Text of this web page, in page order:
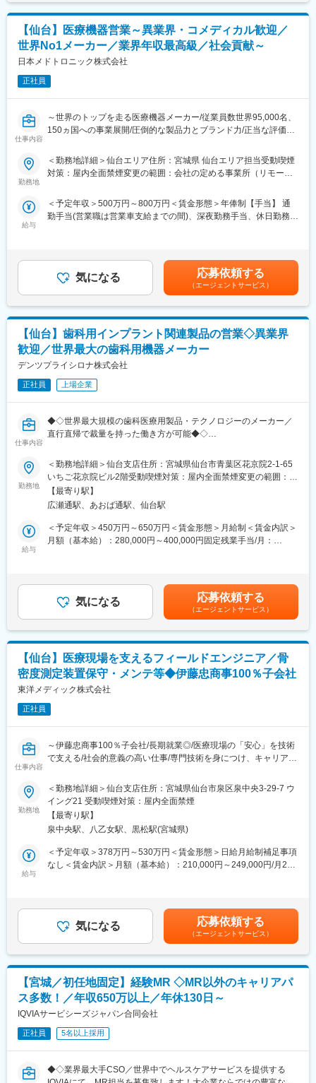
変更の範囲：会社の定める業務
■業務内容：
（1）お客様へのカウンセリング
現在や将来の髪に対する不安や疑問を伺い、おひとりおひとりの
状態に有効な当社商品をプランニングしてご提案します。
（2）ヘアケアの実施
■入社後：
1週間：
・サロン業務の流れ等を学習
～数か月（目安：3か月）：
数か月（目安：3か月）～：
アドバイザーとして独り立ちしていただきます。平均3か月でアド
■配属部署：
店舗により異なりますが、大きい店舗では7～8名、小さい店舗で
は2～3名が配属されています。
■キャリアパス：
サロン配属後は、接客や専門技術・知識を磨き、１年後にはカウ
ンセラー、さらには店長を目指していただくことが可能です。
社員一人一人を大事にしており、成長にも重きを置いています。
礎知識をはじめ、髪の触り方／シャンプーの仕方／お客様との接
し方などを丁寧に教えていきます。
変更の範囲：会社の定める業務
【仙台】医療機器営業～異業界・コメディカル歓迎／
世界No1メーカー／業界年収最高級／社会貢献～
日本メドトロニック株式会社
正社員
仕事内容
～世界のトップを走る医療機器メーカー/従業員数世界95,000名、
150ヵ国への事業展開/圧倒的な製品力とブランド力/正当な評価体
いう社会貢献度～
て最前線で業界をリードしています。
当社は1949年の設立以来、医療技術の革新を続け、電池式体外型
高い仕事に携わりたい方におすすめです。
■組織体制：Structural Heart（ストラクチャルハート）
大動脈弁狭窄症の治療法の1つであるTAVI用デバイス（カテーテ
ル）を取り扱う部署で、外科手術と比べ、身体に負担の少ない治
療ができることが特徴です。
・主要製品URL
https://www.medtronic.com/jp-ja/healthcare-
professionals/products/cardiovascular/transcatheter-aortic-heart-
valves.html
社員の努力と成果を正当に評価するインセンティブ制度が充実し
ています。
■業務概要：
医療機器の営業職として、医師や販売代理店と連携し、最適な治
療方法の提案を行います。新製品の特徴や効果を説明し、データ
分析を駆使して戦略的にアプローチします。
■職務詳細：
・データ分析に基づく戦略的アプローチ
学研修と先輩社員との同行で、着実に力をつけることができま
す。戦略的な営業活動を通じて、医師との折衝やデータ分析のス
キルも磨かれます。
変更の範囲：会社の定める業務
勤務地
＜勤務地詳細＞仙台エリア住所：宮城県 仙台エリア担当受動喫煙
対策：屋内全面禁煙変更の範囲：会社の定める事業所（リモート
給与
＜予定年収＞500万円～800万円＜賃金形態＞年俸制【手当】 通
勤手当(営業職は営業車支給までの間)、深夜勤務手当、休日勤務手
年目の場合固定年収 500万円 インセンティブ 380万円35歳、
入社8年目の場合固定年収 600万円 インセンティブ 400万円
賃金はあくまでも目安の金額であり、選考を通じて上下する可能
性があります。月給(月額)は固定手当を含めた表記です。
気になる 応募依頼する
（エージェントサービス）
【仙台】歯科用インプラント関連製品の営業◇異業界
歓迎／世界最大の歯科用機器メーカー
デンツプライシロナ株式会社
正社員 上場企業
仕事内容
◆◇世界最大規模の歯科医療用製品・テクノロジーのメーカー／
直行直帰で裁量を持った働き方が可能◆◇
■職務内容：
仙台を拠点として東北３県をメインに、地域における歯科インプ
ラント関連製品を主とした弊社製品のセールスをご担当いただき
ます。
・歯科医院、病院歯科、および大学歯学部に対する歯科用インプ
ラントと関連する製品の提案・販売
・歯科医院と技工所と直接コミュニケーションをとり、リレーシ
・弊社製品の紹介・案内
・一部の販売代理店(ディーラー)への製品説明会、販促企画の提
※日帰又は宿泊出張あり
■業務の特徴と魅力：
営業所に縛られず直行直帰でのセルフ・マネジメントの働き方に
なります。
各営業にはテリトリーがアサインされますので、各自でテリトリ
ー戦略を立案して営業活動を行っていただきます。歯科医師や歯
科技工士に対して、専門性の高い商材でのコンサルティング型・
提案型の営業をしたいという方には魅力的な仕事です。
■製品の特徴：
ップを提供しています。多彩なインプラント製品ラインアップ
と、豊富なエビデンスに裏付けられたユニークなポジショニング
で圧倒的な知名力を誇り、日本におけるさらなるシェア拡大をめ
目指しています。他業界からの出身者も数多く活躍していますの
す。
■当社の特徴：
ンパニーであるデンツプライシロナの総合的なソリューション製
品には、消耗品、装置、テクノロジー、専門製品におよぶ主要な
製品ブランドがあります。
変更の範囲：会社の定める業務
勤務地
＜勤務地詳細＞仙台支店住所：宮城県仙台市青葉区花京院2-1-65
いちご花京院ビル2階受動喫煙対策：屋内全面禁煙変更の範囲：会
社の定める事業所
【最寄り駅】
広瀬通駅、あおば通駅、仙台駅
給与
＜予定年収＞450万円～650万円＜賃金形態＞月給制＜賃金内訳＞
月額（基本給）：280,000円～400,000円固定残業手当/月：
詳細は経験・能力・スキルに応じ、選考の過程を通じて決定しま
す。※上記の予定年収は各種手当およびインセンティブを含む金額
です。※上記予定年収はあくまでも目安の金額であり、選考を通じ
て上下する可能性があります。■給与改定：年1回（4月）賃金は
あくまでも目安の金額であり、選考を通じて上下する可能性があ
ります。月給(月額)は固定手当を含めた表記です。
気になる 応募依頼する
（エージェントサービス）
【仙台】医療現場を支えるフィールドエンジニア／骨
密度測定装置保守・メンテ等◆伊藤忠商事100％子会社
東洋メディック株式会社
正社員
仕事内容
～伊藤忠商事100％子会社/長期就業◎/医療現場の「安心」を技術
で支える/社会的意義の高い仕事/専門技術を身につけ、キャリアの
■業務詳細
大学・国公立病院から一般開業医院等の医療機関の医療技師に対
して、骨密度測定機器等の動作チェック、据付、取扱説明、メン
テナンスなどを行います！
＜具体的には＞
た動作が求められます。
機器の設置・動作確認・操作説明から始まり、導入後のソフトウ
ェアのアップデートや定期メンテナンス、トラブル対応まで幅広
ュニケーション力も活かせるポジションです。
さらに、保守契約の提案や申込み対応も技術職が担うため、現場
での信頼関係構築がサービス品質の向上に直結するやりがいのあ
る仕事です！
※月に1～2回、土日出勤が発生する場合があります（振替休日制
度あり）
現在、「最高のCS（顧客満足）」を目指し、全国の営業所をLAN
でつなぎ、サービス情報や部品を一元管理。これにより、迅速か
勤務地
＜勤務地詳細＞仙台支店住所：宮城県仙台市泉区泉中央3-29-7 ウ
イング21 受動喫煙対策：屋内全面禁煙
【最寄り駅】
泉中央駅、八乙女駅、黒松駅(宮城県)
給与
＜予定年収＞378万円～530万円＜賃金形態＞日給月給制補足事項
なし＜賃金内訳＞月額（基本給）：210,000円～249,000円/月20
額であり、選考を通じて上下する可能性があります。月給(月額)は
固定手当を含めた表記です。
気になる 応募依頼する
（エージェントサービス）
【宮城／初任地固定】経験MR ◇MR以外のキャリアパ
ス多数！／年収650万以上／年休130日～
IQVIAサービシーズジャパン合同会社
正社員 5名以上採用
◆◇業界最大手CSO／世界中でヘルスケアサービスを提供する